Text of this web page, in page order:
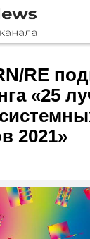
RE
«25
2021»